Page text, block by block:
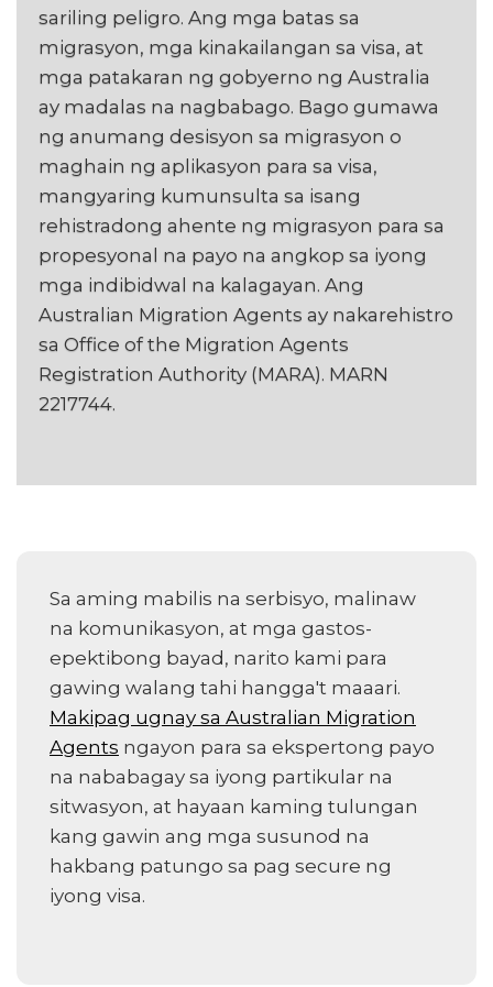
sariling peligro. Ang mga batas sa
migrasyon, mga kinakailangan sa visa, at
mga patakaran ng gobyerno ng Australia
ay madalas na nagbabago. Bago gumawa
ng anumang desisyon sa migrasyon o
maghain ng aplikasyon para sa visa,
mangyaring kumunsulta sa isang
rehistradong ahente ng migrasyon para sa
propesyonal na payo na angkop sa iyong
mga indibidwal na kalagayan. Ang
Australian Migration Agents ay nakarehistro
sa Office of the Migration Agents
Registration Authority (MARA). MARN
2217744.
Sa aming mabilis na serbisyo, malinaw
na komunikasyon, at mga gastos-
epektibong bayad, narito kami para
gawing walang tahi hangga't maaari.
Makipag ugnay sa Australian Migration
Agents ngayon para sa ekspertong payo
na nababagay sa iyong partikular na
sitwasyon, at hayaan kaming tulungan
kang gawin ang mga susunod na
hakbang patungo sa pag secure ng
iyong visa.